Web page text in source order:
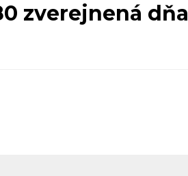
zverejnená dňa